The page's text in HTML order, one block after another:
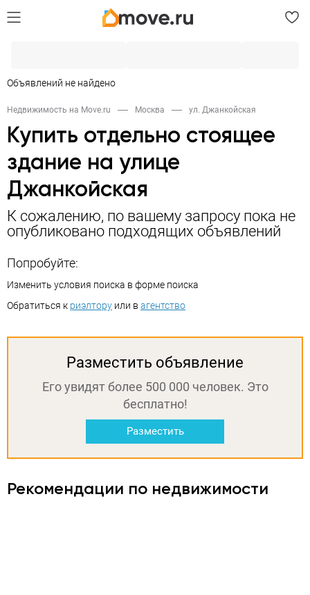
Объявлений не найдено
Недвижимость на Move.ru Москва ул. Джанкойская
Купить отдельно стоящее
здание на улице
Джанкойская
К сожалению, по вашему запросу пока не
опубликовано подходящих объявлений
Попробуйте:
Изменить условия поиска в форме поиска
Обратиться к риэлтору или в агентство
Разместить объявление
Его увидят более 500 000 человек. Это
бесплатно!
Разместить
Рекомендации по недвижимости